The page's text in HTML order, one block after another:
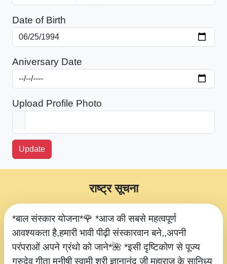
Date of Birth
Aniversary Date
Upload Profile Photo
Update
*बाल संस्कार योजना*🌹 *आज की सबसे महत्वपूर्ण
आवश्यकता है,हमारी भावी पीढ़ी संस्कारवान बने,,अपनी
परंपराओं अपने ग्रंथो को जाने*🌺 *इसी दृष्टिकोण से पूज्य
गुरुदेव गीता मनीषी स्वामी श्री ज्ञानानंद जी महाराज के सानिध्य
राष्ट्र सूचना